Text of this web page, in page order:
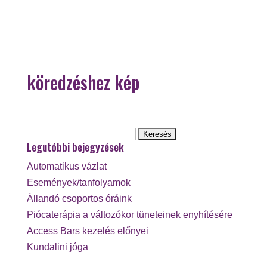
köredzéshez kép
Legutóbbi bejegyzések
Automatikus vázlat
Események/tanfolyamok
Állandó csoportos óráink
Piócaterápia a változókor tüneteinek enyhítésére
Access Bars kezelés előnyei
Kundalini jóga